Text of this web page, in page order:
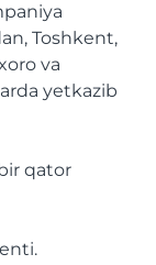
Toshkent,
va
yetkazib
qator